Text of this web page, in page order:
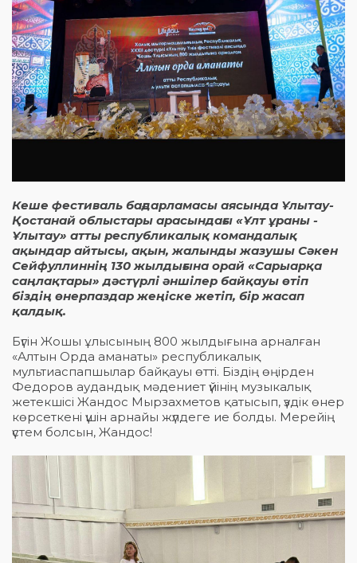
Кеше фестиваль бағдарламасы аясында Ұлытау-
Қостанай облыстары арасындағы «Ұлт ұраны -
Ұлытау» атты республикалық командалық
ақындар айтысы, ақын, жалынды жазушы Сәкен
Сейфуллиннің 130 жылдығына орай «Сарыарқа
саңлақтары» дәстүрлі әншілер байқауы өтіп
біздің өнерпаздар жеңіске жетіп, бір жасап
қалдық.
Бүгін Жошы ұлысының 800 жылдығына арналған
«Алтын Орда аманаты» республикалық
мультиаспапшылар байқауы өтті. Біздің өңірден
Федоров аудандық мәдениет үйінің музыкалық
жетекшісі Жандос Мырзахметов қатысып, үздік өнер
көрсеткені үшін арнайы жүлдеге ие болды. Мерейің
үстем болсын, Жандос!